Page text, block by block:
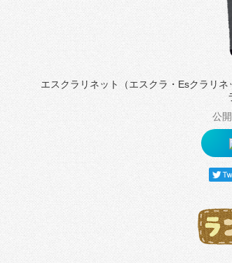
エスクラリネット（エスクラ・Esクラリ
公